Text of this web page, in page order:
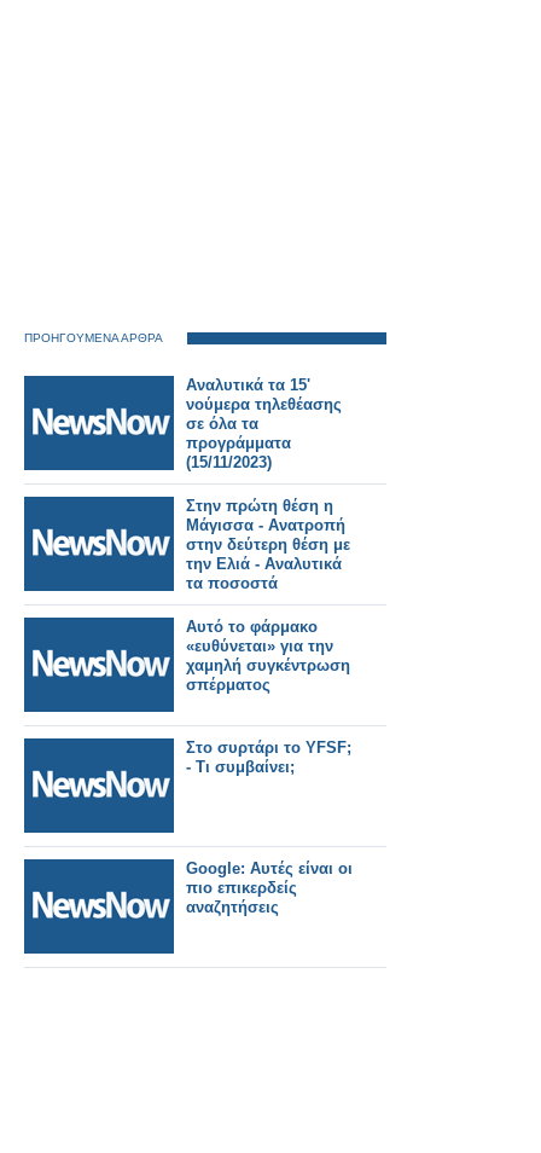
ΠΡΟΗΓΟΥΜΕΝΑ ΑΡΘΡΑ
Αναλυτικά τα 15'
νούμερα τηλεθέασης
σε όλα τα
προγράμματα
(15/11/2023)
Στην πρώτη θέση η
Μάγισσα - Ανατροπή
στην δεύτερη θέση με
την Ελιά - Αναλυτικά
τα ποσοστά
Αυτό το φάρμακο
«ευθύνεται» για την
χαμηλή συγκέντρωση
σπέρματος
Στο συρτάρι το YFSF;
- Τι συμβαίνει;
Google: Αυτές είναι οι
πιο επικερδείς
αναζητήσεις